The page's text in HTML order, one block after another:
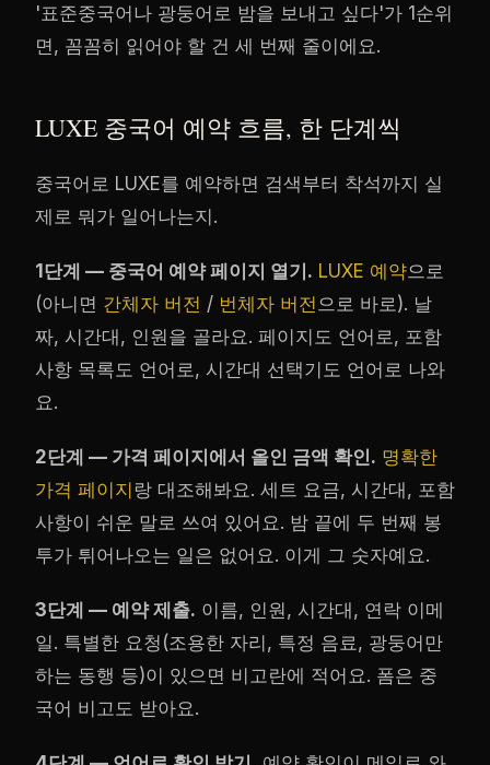
'표준중국어나 광둥어로 밤을 보내고 싶다'가 1순위
면, 꼼꼼히 읽어야 할 건 세 번째 줄이에요.
LUXE 중국어 예약 흐름, 한 단계씩
중국어로 LUXE를 예약하면 검색부터 착석까지 실
제로 뭐가 일어나는지.
1단계 — 중국어 예약 페이지 열기. LUXE 예약으로
(아니면 간체자 버전 / 번체자 버전 으로 바로). 날
짜, 시간대, 인원을 골라요. 페이지도 언어로, 포함
사항 목록도 언어로, 시간대 선택기도 언어로 나와
요.
2단계 — 가격 페이지에서 올인 금액 확인. 명확한
가격 페이지 랑 대조해봐요. 세트 요금, 시간대, 포함
사항이 쉬운 말로 쓰여 있어요. 밤 끝에 두 번째 봉
투가 튀어나오는 일은 없어요. 이게 그 숫자예요.
3단계 — 예약 제출. 이름, 인원, 시간대, 연락 이메
일. 특별한 요청(조용한 자리, 특정 음료, 광둥어만
하는 동행 등)이 있으면 비고란에 적어요. 폼은 중
국어 비고도 받아요.